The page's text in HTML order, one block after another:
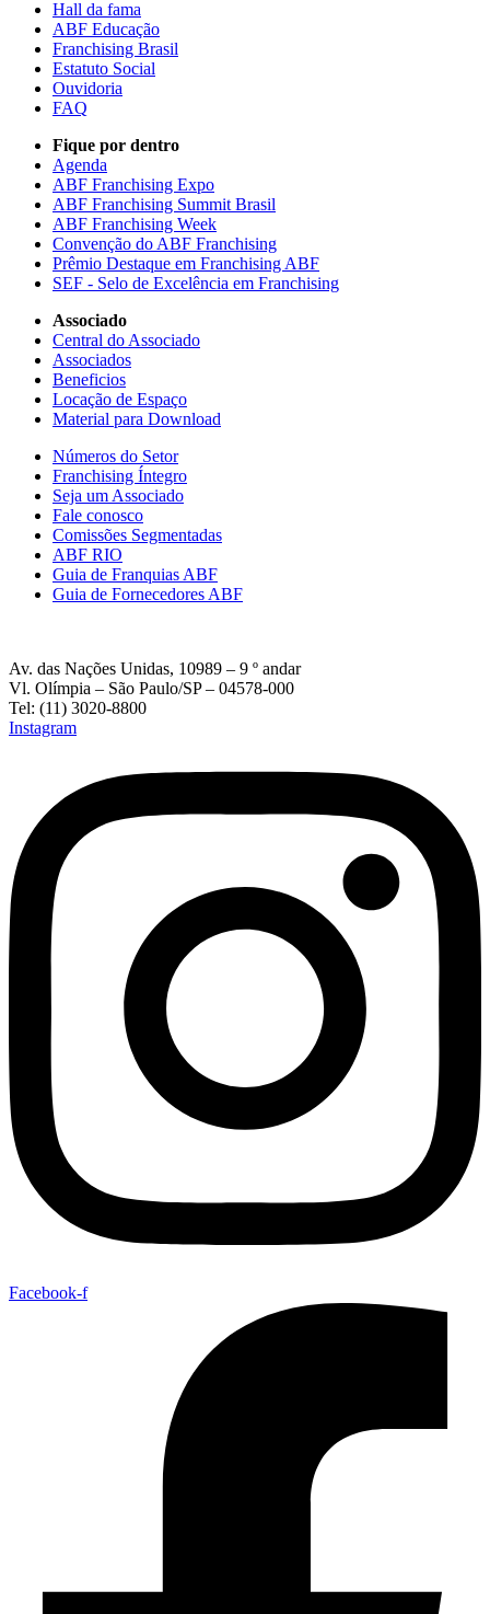
Hall da fama
ABF Educação
Franchising Brasil
Estatuto Social
Ouvidoria
FAQ
Fique por dentro
Agenda
ABF Franchising Expo
ABF Franchising Summit Brasil
ABF Franchising Week
Convenção do ABF Franchising
Prêmio Destaque em Franchising ABF
SEF - Selo de Excelência em Franchising
Associado
Central do Associado
Associados
Beneficios
Locação de Espaço
Material para Download
Números do Setor
Franchising Íntegro
Seja um Associado
Fale conosco
Comissões Segmentadas
ABF RIO
Guia de Franquias ABF
Guia de Fornecedores ABF
Av. das Nações Unidas, 10989 – 9 º andar
Vl. Olímpia – São Paulo/SP – 04578-000
Tel: (11) 3020-8800
Instagram
Facebook-f